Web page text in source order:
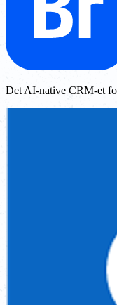
Det AI-native CRM-et